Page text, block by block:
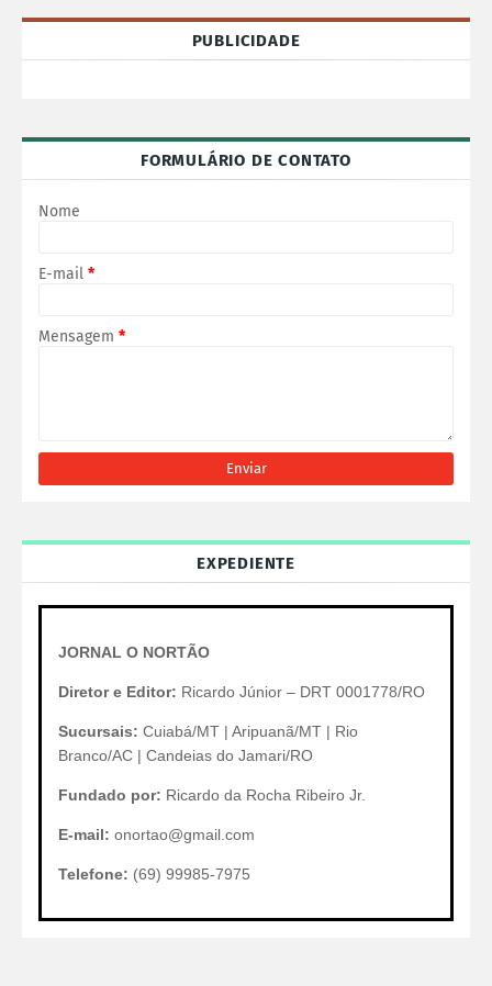
PUBLICIDADE
FORMULÁRIO DE CONTATO
Nome
E-mail *
Mensagem *
EXPEDIENTE
JORNAL O NORTÃO
Diretor e Editor: Ricardo Júnior – DRT 0001778/RO
Sucursais: Cuiabá/MT | Aripuanã/MT | Rio
Branco/AC | Candeias do Jamari/RO
Fundado por: Ricardo da Rocha Ribeiro Jr.
E-mail: onortao@gmail.com
Telefone: (69) 99985-7975